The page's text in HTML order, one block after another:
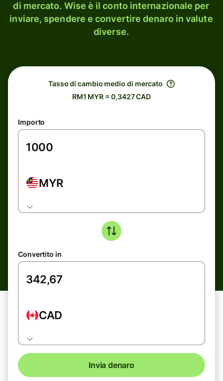
di mercato. Wise è il conto internazionale per
inviare, spendere e convertire denaro in valute
diverse.
Tasso di cambio medio di mercato
RM1 MYR = 0,3427 CAD
Importo
MYR
Convertito in
CAD
Invia denaro